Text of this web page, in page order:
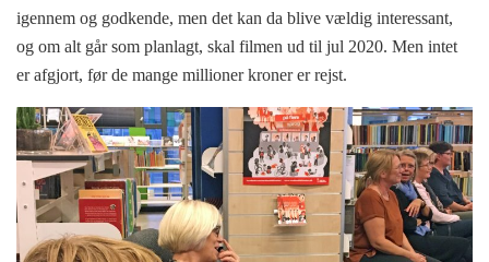
igennem og godkende, men det kan da blive vældig interessant,
og om alt går som planlagt, skal filmen ud til jul 2020. Men intet
er afgjort, før de mange millioner kroner er rejst.